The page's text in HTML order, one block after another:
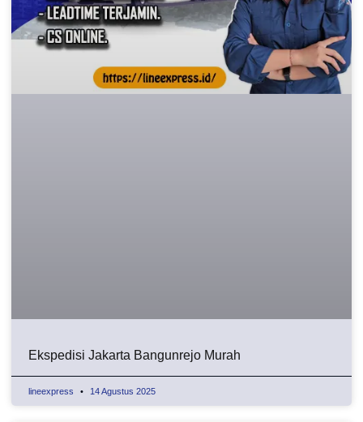
Ekspedisi Jakarta Bangunrejo Murah
lineexpress 14 Agustus 2025